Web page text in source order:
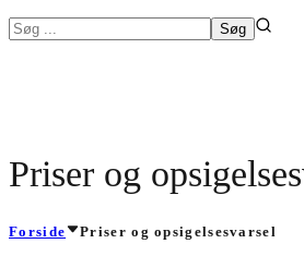
Priser og
Forside Priser og opsigelsesvarsel